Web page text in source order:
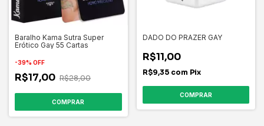
Baralho Kama Sutra Super
Erótico Gay 55 Cartas
-39% OFF
R$17,00 R$28,00
DADO DO PRAZER GAY
R$11,00
R$9,35 com Pix